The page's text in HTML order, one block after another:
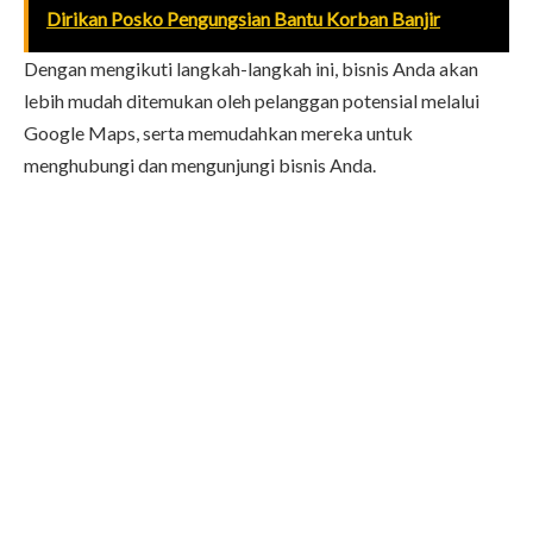
Dirikan Posko Pengungsian Bantu Korban Banjir
Dengan mengikuti langkah-langkah ini, bisnis Anda akan
lebih mudah ditemukan oleh pelanggan potensial melalui
Google Maps, serta memudahkan mereka untuk
menghubungi dan mengunjungi bisnis Anda.